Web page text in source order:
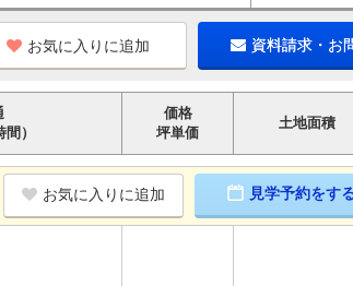
お気に入りに追加 資料請求・お
）
価格
坪単価
土地面積
お気に入りに追加 見学予約をす